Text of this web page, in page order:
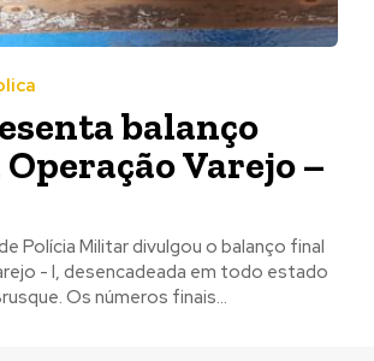
balanço
Varejo –
Polícia Militar divulgou o balanço final
- l, desencadeada em todo estado
Os números finais...